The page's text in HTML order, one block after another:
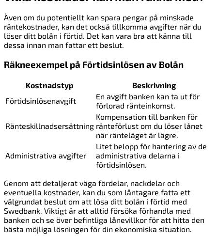
Även om du potentiellt kan spara pengar på minskade
räntekostnader, kan det också tillkomma avgifter när du
löser ditt bolån i förtid. Det kan vara bra att känna till
dessa innan man fattar ett beslut.
Räkneexempel på Förtidsinlösen av Bolån
Kostnadstyp
Beskrivning
Förtidsinlösenavgift
En avgift banken kan ta ut för
förlorad ränteinkomst.
Ränteskillnadsersättning
Kompensation till banken för
ränteförlust om du löser lånet
när ränteläget är lägre.
Administrativa avgifter
Litet belopp för hantering av de
administrativa delarna i
förtidsinlösen.
Genom att detaljerat väga fördelar, nackdelar och
eventuella kostnader, kan du som låntagare fatta ett
välgrundat beslut om att lösa ditt bolån i förtid med
Swedbank. Viktigt är att alltid försöka förhandla med
banken och se över befintliga lånevillkor för att hitta den
bästa möjliga lösningen för din ekonomiska situation.